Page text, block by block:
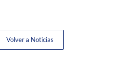
Volver a Noticias